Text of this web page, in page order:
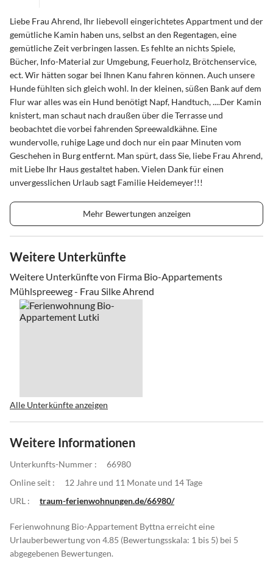
Liebe Frau Ahrend, Ihr liebevoll eingerichtetes Appartment und der
gemütliche Kamin haben uns, selbst an den Regentagen, eine
gemütliche Zeit verbringen lassen. Es fehlte an nichts Spiele,
Bücher, Info-Material zur Umgebung, Feuerholz, Brötchenservice,
ect. Wir hätten sogar bei Ihnen Kanu fahren können. Auch unsere
Hunde fühlten sich gleich wohl. In der kleinen, süßen Bank auf dem
Flur war alles was ein Hund benötigt Napf, Handtuch, ....Der Kamin
knistert, man schaut nach draußen über die Terrasse und
beobachtet die vorbei fahrenden Spreewaldkähne. Eine
wundervolle, ruhige Lage und doch nur ein paar Minuten vom
Geschehen in Burg entfernt. Man spürt, dass Sie, liebe Frau Ahrend,
mit Liebe Ihr Haus gestaltet haben. Vielen Dank für einen
unvergesslichen Urlaub sagt Familie Heidemeyer!!!
Mehr Bewertungen anzeigen
Weitere Unterkünfte
Weitere Unterkünfte von Firma Bio-Appartements
Mühlspreeweg - Frau Silke Ahrend
Alle Unterkünfte anzeigen
Weitere Informationen
Unterkunfts-Nummer :
66980
Online seit :
12 Jahre und 11 Monate und 14 Tage
URL :
traum-ferienwohnungen.de/66980/
Ferienwohnung Bio-Appartement Byttna erreicht eine
Urlauberbewertung von 4.85 (Bewertungsskala: 1 bis 5) bei 5
abgegebenen Bewertungen.